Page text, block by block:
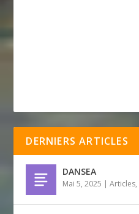
DERNIERS ARTICLES
DANSEA
Mai 5, 2025 |Articles,